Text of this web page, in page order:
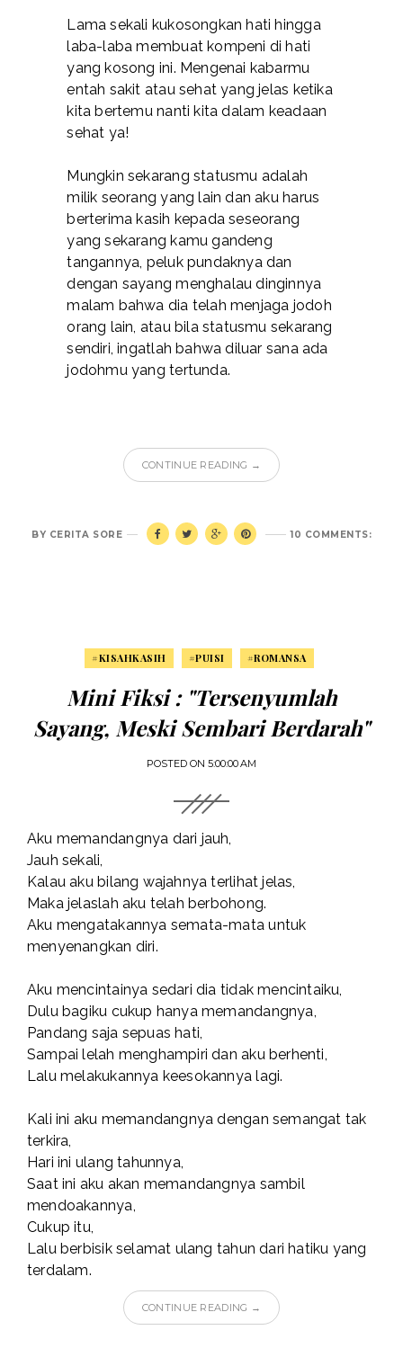
Lama sekali kukosongkan hati hingga
laba-laba membuat kompeni di hati
yang kosong ini. Mengenai kabarmu
entah sakit atau sehat yang jelas ketika
kita bertemu nanti kita dalam keadaan
sehat ya!
Mungkin sekarang statusmu adalah
milik seorang yang lain dan aku harus
berterima kasih kepada seseorang
yang sekarang kamu gandeng
tangannya, peluk pundaknya dan
dengan sayang menghalau dinginnya
malam bahwa dia telah menjaga jodoh
orang lain, atau bila statusmu sekarang
sendiri, ingatlah bahwa diluar sana ada
jodohmu yang tertunda.
CONTINUE READING →
10 COMMENTS:
BY CERITA SORE
#KISAHKASIH #PUISI #ROMANSA
Mini Fiksi : "Tersenyumlah
Sayang, Meski Sembari Berdarah"
POSTED ON 5:00:00 AM
Aku memandangnya dari jauh,
Jauh sekali,
Kalau aku bilang wajahnya terlihat jelas,
Maka jelaslah aku telah berbohong.
Aku mengatakannya semata-mata untuk
menyenangkan diri.
Aku mencintainya sedari dia tidak mencintaiku,
Dulu bagiku cukup hanya memandangnya,
Pandang saja sepuas hati,
Sampai lelah menghampiri dan aku berhenti,
Lalu melakukannya keesokannya lagi.
Kali ini aku memandangnya dengan semangat tak
terkira,
Hari ini ulang tahunnya,
Saat ini aku akan memandangnya sambil
mendoakannya,
Cukup itu,
Lalu berbisik selamat ulang tahun dari hatiku yang
terdalam.
CONTINUE READING →